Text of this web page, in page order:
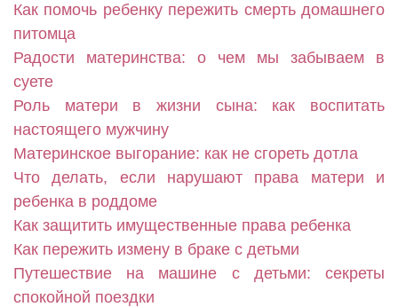
Как помочь ребенку пережить смерть домашнего
питомца
Радости материнства: о чем мы забываем в
суете
Роль матери в жизни сына: как воспитать
настоящего мужчину
Материнское выгорание: как не сгореть дотла
Что делать, если нарушают права матери и
ребенка в роддоме
Как защитить имущественные права ребенка
Как пережить измену в браке с детьми
Путешествие на машине с детьми: секреты
спокойной поездки